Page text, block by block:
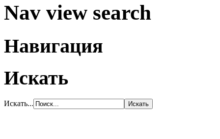
Nav view search
Навигация
Искать
Искать...